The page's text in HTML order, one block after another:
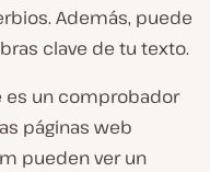
Además, puede
clave de tu texto.
es un comprobador
páginas web
pueden ver un